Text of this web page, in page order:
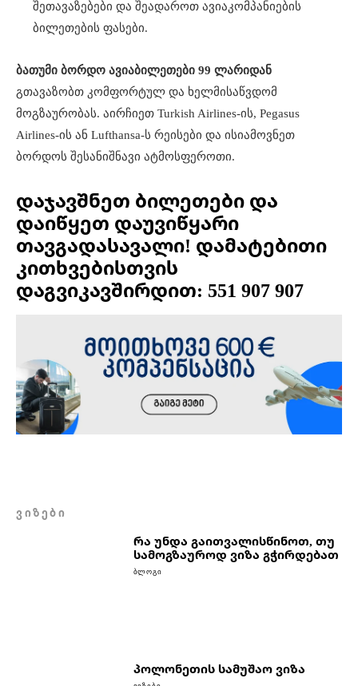
შეთავაზებები და შეადაროთ ავიაკომპანიების
ბილეთების ფასები.
ბათუმი ბორდო ავიაბილეთები 99 ლარიდან
გთავაზობთ კომფორტულ და ხელმისაწვდომ
მოგზაურობას. აირჩიეთ Turkish Airlines-ის, Pegasus
Airlines-ის ან Lufthansa-ს რეისები და ისიამოვნეთ
ბორდოს შესანიშნავი ატმოსფეროთი.
დაჯავშნეთ ბილეთები და
დაიწყეთ დაუვიწყარი
თავგადასავალი! დამატებითი
კითხვებისთვის
დაგვიკავშირდით: 551 907 907
ᲕᲘᲖᲔᲑᲘ
რა უნდა გაითვალისწინოთ, თუ
სამოგზაუროდ ვიზა გჭირდებათ
ᲑᲚᲝᲒᲘ
პოლონეთის სამუშაო ვიზა